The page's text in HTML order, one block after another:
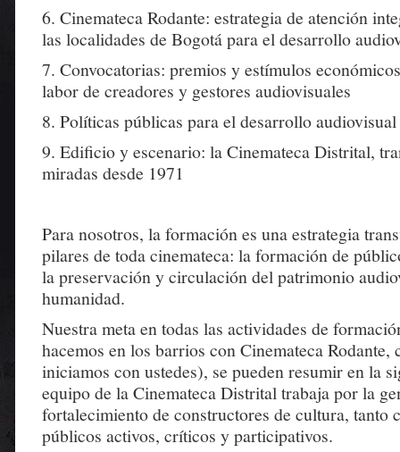
6. Cinemateca Rodante: estrategia de atención
las localidades de Bogotá para el desarrollo
7. Convocatorias: premios y estímulos
labor de creadores y gestores audiovisuales
8. Políticas públicas para el desarrollo audiovisual
9. Edificio y escenario: la Cinemateca Distrital,
miradas desde 1971
Para nosotros, la formación es una estrategia
pilares de toda cinemateca: la formación de
la preservación y circulación del patrimonio
humanidad.
Nuestra meta en todas las actividades de
hacemos en los barrios con Cinemateca Rodante,
iniciamos con ustedes), se pueden resumir en la
equipo de la Cinemateca Distrital trabaja por la
fortalecimiento de constructores de cultura, tanto
públicos activos, críticos y participativos.